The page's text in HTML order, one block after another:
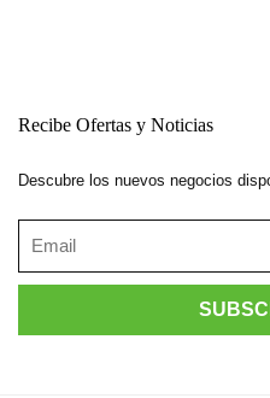
Recibe Ofertas y Noticias
Descubre los nuevos negocios